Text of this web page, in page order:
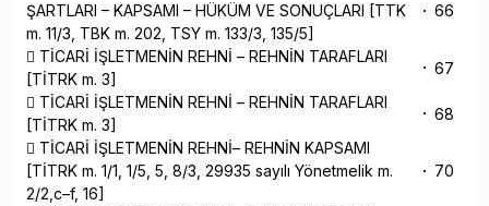
ŞARTLARI – KAPSAMI – HÜKÜM VE SONUÇLARI [TTK
m. 11/3, TBK m. 202, TSY m. 133/3, 135/5]
66
 TİCARİ İŞLETMENİN REHNİ – REHNİN TARAFLARI
[TİTRK m. 3]
67
 TİCARİ İŞLETMENİN REHNİ – REHNİN TARAFLARI
[TİTRK m. 3]
68
 TİCARİ İŞLETMENİN REHNİ– REHNİN KAPSAMI
[TİTRK m. 1/1, 1/5, 5, 8/3, 29935 sayılı Yönetmelik m.
2/2,c–f, 16]
70